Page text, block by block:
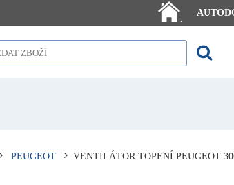
.
PEUGEOT VENTILÁTOR TOPENÍ PEUGEOT